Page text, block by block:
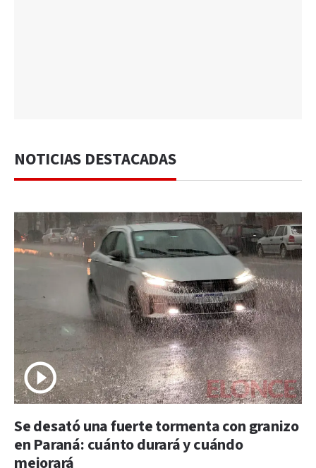
NOTICIAS DESTACADAS
Se desató una fuerte tormenta con granizo
en Paraná: cuánto durará y cuándo
mejorará